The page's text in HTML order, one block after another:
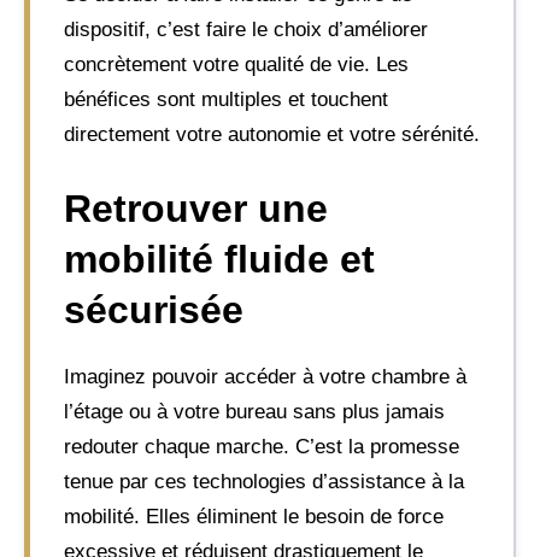
dispositif, c’est faire le choix d’améliorer
concrètement votre qualité de vie. Les
bénéfices sont multiples et touchent
directement votre autonomie et votre sérénité.
Retrouver une
mobilité fluide et
sécurisée
Imaginez pouvoir accéder à votre chambre à
l’étage ou à votre bureau sans plus jamais
redouter chaque marche. C’est la promesse
tenue par ces technologies d’assistance à la
mobilité. Elles éliminent le besoin de force
excessive et réduisent drastiquement le